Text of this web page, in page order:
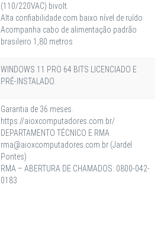
(110/220VAC) bivolt.
Alta confiabilidade com baixo nível de ruído
Acompanha cabo de alimentação padrão
brasileiro 1,80 metros
WINDOWS 11 PRO 64 BITS LICENCIADO E
PRÉ-INSTALADO.
Garantia de 36 meses.
https://aioxcomputadores.com.br/
DEPARTAMENTO TÉCNICO E RMA
rma@aioxcomputadores.com.br (Jardel
Pontes)
RMA – ABERTURA DE CHAMADOS: 0800-042-
0183